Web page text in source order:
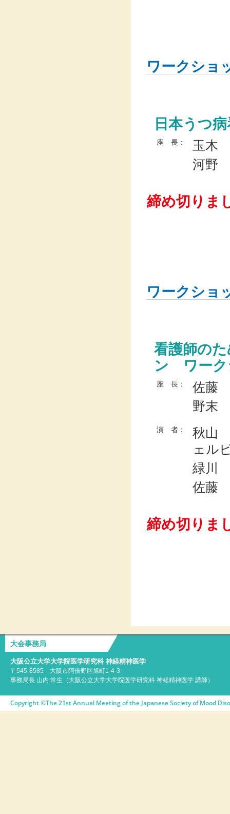
ワークショ
日本うつ
座 長：
玉木
河野
締め切りま
ワークショ
看護師の
ン ワーク
座 長：
佐藤
野末
演 者：
秋山
ェル
緑川
佐藤
締め切りま
大会事務局
大阪公立大学大学院医学研究科 神経精神医学
〒545-8585 大阪市阿倍野区旭町1-4-3
事務局長 山内 常生（大阪公立大学大学院医学研究科 神経精神医学 講師）
Copyright ©The 21st Annual Meeting of the Japanese Society of Mood